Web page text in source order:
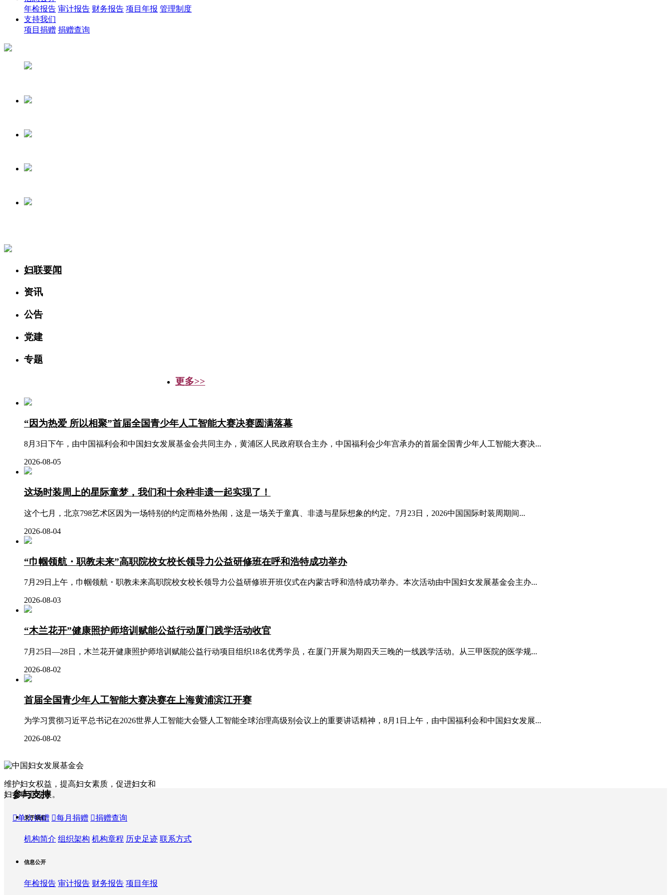
年检报告 审计报告 财务报告 项目年报 管理制度
支持我们
项目捐赠 捐赠查询
妇联要闻
资讯
公告
党建
专题
更多>>
“因为热爱 所以相聚”首届全国青少年人工智能大赛决赛圆满落幕
8月3日下午，由中国福利会和中国妇女发展基金会共同主办，黄浦区人民政府联合主办，中国福利会少年宫承办的首届全国青少年人工智能大赛决...
2026-08-05
这场时装周上的星际童梦，我们和十余种非遗一起实现了！
这个七月，北京798艺术区因为一场特别的约定而格外热闹，这是一场关于童真、非遗与星际想象的约定。7月23日，2026中国国际时装周期间...
2026-08-04
“巾帼领航・职教未来”高职院校女校长领导力公益研修班在呼和浩特成功举办
7月29日上午，巾帼领航・职教未来高职院校女校长领导力公益研修班开班仪式在内蒙古呼和浩特成功举办。本次活动由中国妇女发展基金会主办...
2026-08-03
“木兰花开”健康照护师培训赋能公益行动厦门践学活动收官
7月25日—28日，木兰花开健康照护师培训赋能公益行动项目组织18名优秀学员，在厦门开展为期四天三晚的一线践学活动。从三甲医院的医学规...
2026-08-02
首届全国青少年人工智能大赛决赛在上海黄浦滨江开赛
为学习贯彻习近平总书记在2026世界人工智能大会暨人工智能全球治理高级别会议上的重要讲话精神，8月1日上午，由中国福利会和中国妇女发展...
2026-08-02
参与支持
单次捐赠 每月捐赠 捐赠查询
维护妇女权益，提高妇女素质，促进妇女和
妇女事业发展。
关于我们
机构简介 组织架构 机构章程 历史足迹 联系方式
信息公开
年检报告 审计报告 财务报告 项目年报